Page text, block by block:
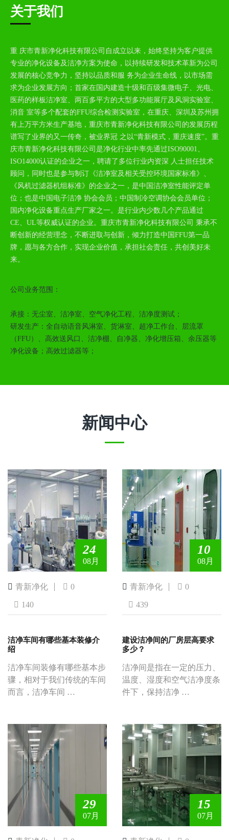
关于我们
重 庆市青新净化科技有限公司自成立以来，始终坚持为客户提供
专业的净化设备及洁净方案为使命，以持续研发和技术革新为公司
发展的核心竞争力，坚持以品质和服 务为企业生命线，以市场需
求为企业发展方向；首家在国内建造十级和百级集微电子、光电、
医药的样板洁净室、两百多平方的大型多功能展厅及风洞实验室、
消音 室等多个配套的FFU综合检测实验室，在重庆、深圳及苏州拥
有上万平方米生产基地，重庆市青新净化科技有限公司的发展历程
谱写了业界的又一传奇，被业界冠 之以“青新模式，重庆速度”。重
庆市青新净化科技有限公司是净化行业中率先通过ISO90001、
ISO14000认证的企业之一，聘请了多位行业内资深 人士担任技术
顾问，同时也是参与制订《洁净室及相关受控环境国家标准》、
《风机过滤器机组标准》的企业之一，是中国洁净室性能评定单
位；也是中国电子洁净 协会会员；中国制冷空调协会会员单位；
国内净化设备重点生产厂家之一。是行业内少数几个产品通过
CE、UL等权威认证的企业。重庆市青新净化科技有限公司 秉承不
断创新的经营理念，不断进取与创新，倾力打造中国FFU第一品
牌，愿与各方合作，实现企业价值，承担社会责任，共创美好未
来。
公司业务范围：
承接：无尘室、洁净室、空气净化工程、洁净度测试；
研发生产：全自动语音风淋室、货淋室、超净工作台、层流罩
（FFU）、高效送风口、洁净棚、自净器、净化增压箱、余压器等
净化设备；高效过滤器等；
新闻中心
24
08月
青新净化 0
140
洁净车间有哪些基本装修介
绍
洁净车间装修有哪些基本步
骤，相对于我们传统的车间
而言，洁净车间 …
10
08月
青新净化 0
439
建设洁净间的厂房层高要求
多少？
洁净间是指在一定的压力、
温度、湿度和空气洁净度条
件下，保持洁净 …
29
07月
15
07月